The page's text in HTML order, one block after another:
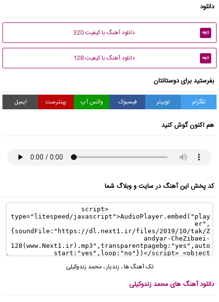
دانلود
mp3 دانلود آهنگ با کیفیت 320
mp3 دانلود آهنگ با کیفیت 128
بفرستید برای دوستانتان
تلگرام توییتر فیسبوک واتس آپ پینترست ایمیل
هم اکنون گوش کنید
کد پخش این آهنگ در سایت و وبلاگ شما
تک آهنگ ها، زندیار،محمد زندوکیلی
دانلود آهنگ های محمد زندوکیلی